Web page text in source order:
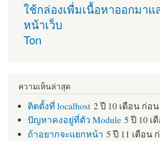
ใช้กล่องเพื่มเนื้อหาออกมาแ
หน้าเว็บ
Ton
ความเห็นล่าสุด
ติดตั้งที่ localhost 2 ปี 10 เดือน ก่อน
ปัญหาคงอยู่ที่ตัว Module 5 ปี 10 เ
ถ้าอยากจะแยกหน้า 5 ปี 11 เดือน